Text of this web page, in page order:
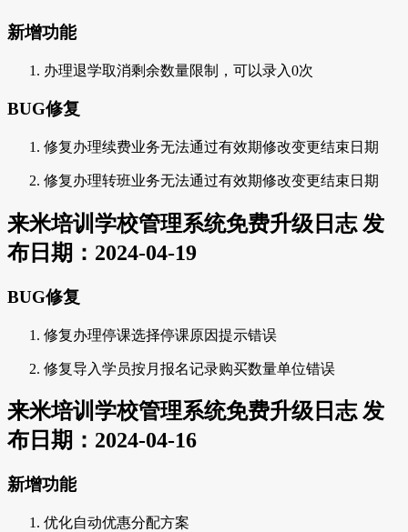
新增功能
办理退学取消剩余数量限制，可以录入0次
BUG修复
修复办理续费业务无法通过有效期修改变更结束日期
修复办理转班业务无法通过有效期修改变更结束日期
来米培训学校管理系统免费升级日志 发
布日期：2024-04-19
BUG修复
修复办理停课选择停课原因提示错误
修复导入学员按月报名记录购买数量单位错误
来米培训学校管理系统免费升级日志 发
布日期：2024-04-16
新增功能
优化自动优惠分配方案